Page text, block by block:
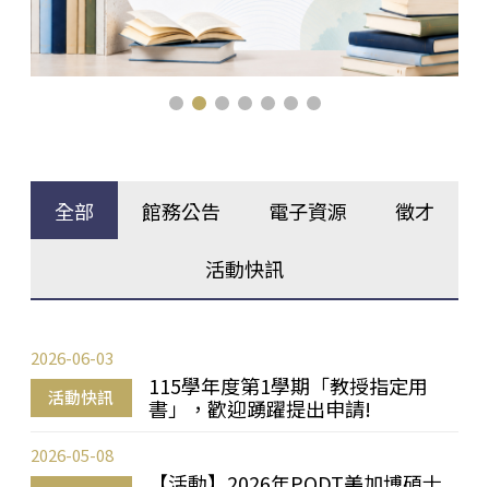
全部 館務公告 電子資源 徵才
活動快訊
活動快訊
115學年度第1學期「教授指定用
書」，歡迎踴躍提出申請!
2026-06-03
2026-05-08